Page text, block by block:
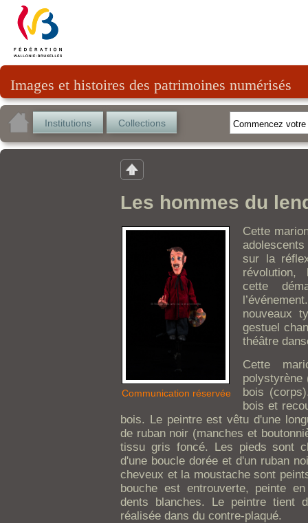
Images et histoires des patrimoines numérisés
Institutions Collections
Les hommes du
Communication réservée
Cette
sur la
révolution,
cette
nouveaux
gestuel
théâtre
Cette
polystyrène
bois
bois et
bois. Le peintre est vêtu d'une
de ruban noir (manches et
tissu gris foncé. Les pieds sont
d'une boucle dorée et d'un ruban
cheveux et la moustache sont
bouche est entrouverte, peinte
dents blanches. Le peintre tient
réalisée dans du contre-plaqué.